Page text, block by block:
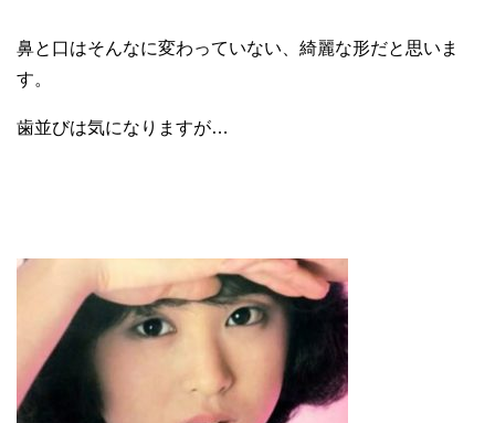
鼻と口はそんなに変わっていない、綺麗な形だと思いま
す。
歯並びは気になりますが…